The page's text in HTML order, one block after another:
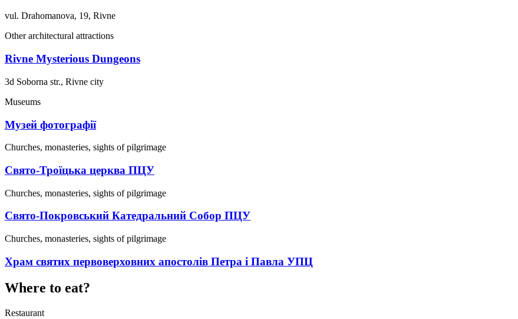
vul. Drahomanova, 19, Rivne
Other architectural attractions
Rivne Mysterious Dungeons
3d Soborna str., Rivne city
Museums
Музей фотографії
Churches, monasteries, sights of pilgrimage
Свято-Троїцька церква ПЦУ
Churches, monasteries, sights of pilgrimage
Свято-Покровський Катедральний Собор ПЦУ
Churches, monasteries, sights of pilgrimage
Храм святих первоверховних апостолів Петра і Павла УПЦ
Where to eat?
Restaurant